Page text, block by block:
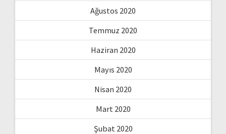
Ağustos 2020
Temmuz 2020
Haziran 2020
Mayıs 2020
Nisan 2020
Mart 2020
Şubat 2020